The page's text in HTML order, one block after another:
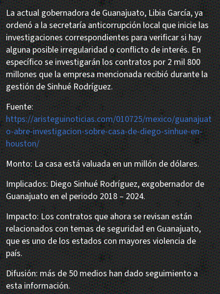
La actual gobernadora de Guanajuato, Libia García, ya
ordenó a la secretaría anticorrupción local que inicie las
investigaciones correspondientes para verificar si hay
alguna posible irregularidad o conflicto de interés. En
específico se investigarán los contratos por 2 mil 800
millones que la empresa mencionada recibió durante la
gestión de Sinhué Rodríguez.
Fuente:
https://aristeguinoticias.com/010725/mexico/guanajuat
o-abre-investigacion-sobre-casa-de-diego-sinhue-en-
houston/
Monto: La casa está valuada en un millón de dólares.
Implicados: Diego Sinhué Rodríguez, exgobernador de
Guanajuato en el periodo 2018 – 2024.
Impacto: Los contratos que ahora se revisan están
relacionados con temas de seguridad en Guanajuato,
que es uno de los estados con mayores violencia de
país.
Difusión: más de 50 medios han dado seguimiento a
esta información.